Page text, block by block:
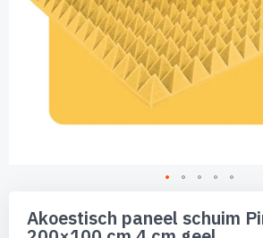
naarAkoestisch paneel schuim